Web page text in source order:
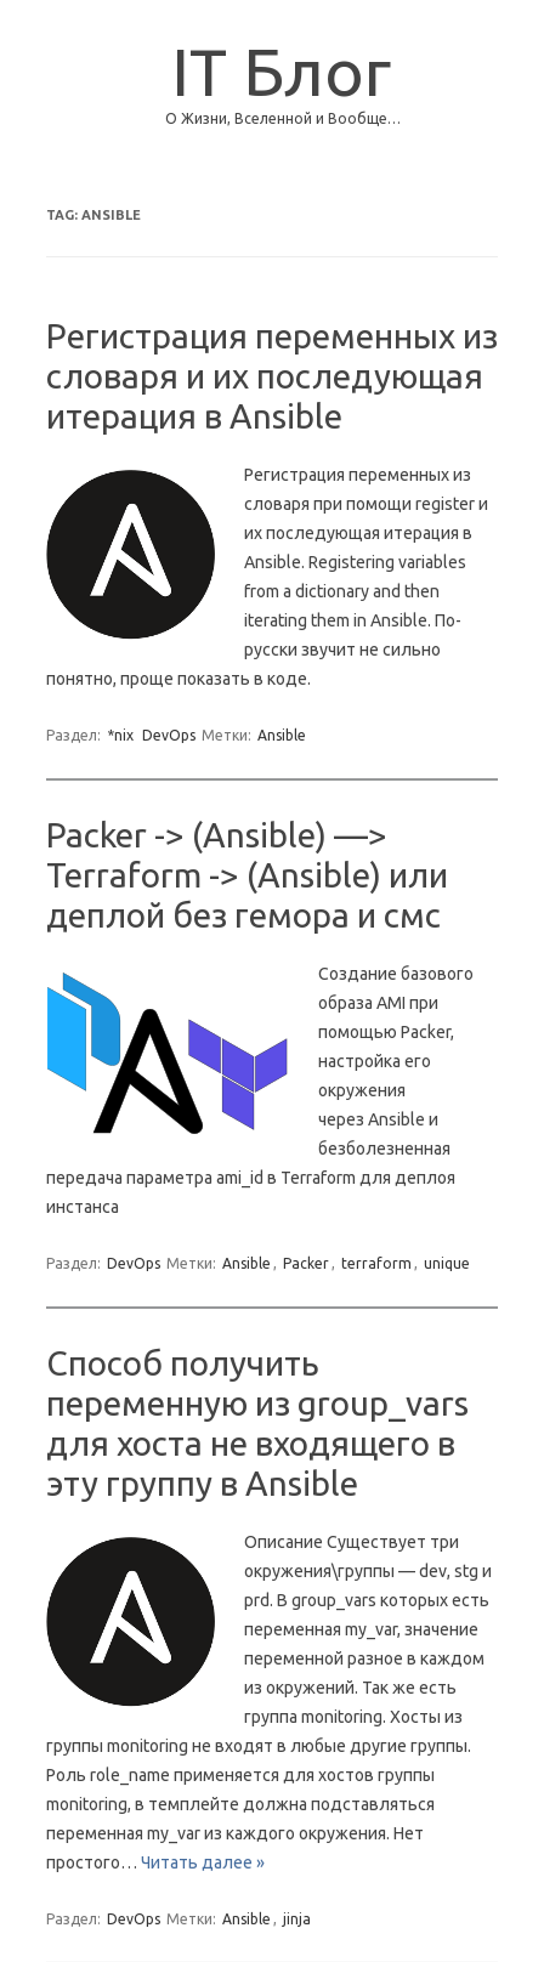
IT Блог
О Жизни, Вселенной и Вообще…
TAG: ANSIBLE
Регистрация переменных из
словаря и их последующая
итерация в Ansible
Регистрация переменных из
словаря при помощи register и
их последующая итерация в
Ansible. Registering variables
from a dictionary and then
iterating them in Ansible. По-
русски звучит не сильно
понятно, проще показать в коде.
Раздел: *nix DevOps Метки: Ansible
Packer -> (Ansible) —>
Terraform -> (Ansible) или
деплой без гемора и смс
Создание базового
образа AMI при
помощью Packer,
настройка его
окружения
через Ansible и
безболезненная
передача параметра ami_id в Terraform для деплоя
инстанса
Раздел: DevOps Метки: Ansible , Packer, terraform , unique
Способ получить
переменную из group_vars
для хоста не входящего в
эту группу в Ansible
Описание Существует три
окружения\группы — dev, stg и
prd. В group_vars которых есть
переменная my_var, значение
переменной разное в каждом
из окружений. Так же есть
группа monitoring. Хосты из
группы monitoring не входят в любые другие группы.
Роль role_name применяется для хостов группы
monitoring, в темплейте должна подставляться
переменная my_var из каждого окружения. Нет
простого… Читать далее »
Раздел: DevOps Метки: Ansible , jinja